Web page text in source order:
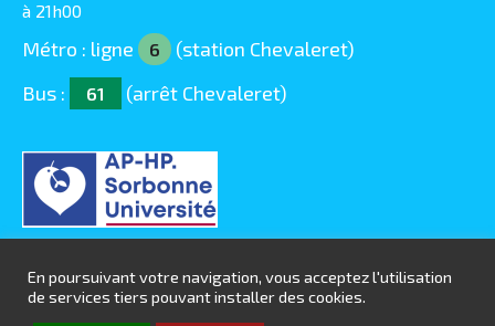
à 21h00
Métro : ligne 6
(station Chevaleret)
Bus :
61 (arrêt Chevaleret)
En poursuivant votre navigation, vous acceptez l'utilisation
de services tiers pouvant installer des cookies.